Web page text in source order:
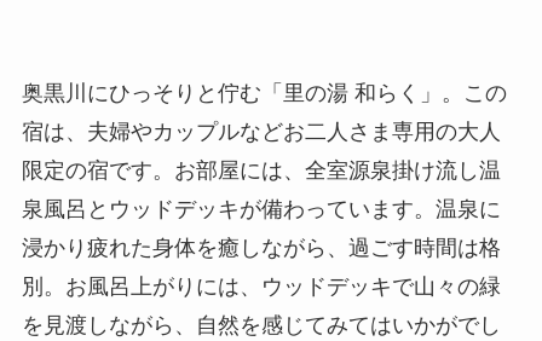
奥黒川にひっそりと佇む「里の湯 和らく」。この
宿は、夫婦やカップルなどお二人さま専用の大人
限定の宿です。お部屋には、全室源泉掛け流し温
泉風呂とウッドデッキが備わっています。温泉に
浸かり疲れた身体を癒しながら、過ごす時間は格
別。お風呂上がりには、ウッドデッキで山々の緑
を見渡しながら、自然を感じてみてはいかがでし